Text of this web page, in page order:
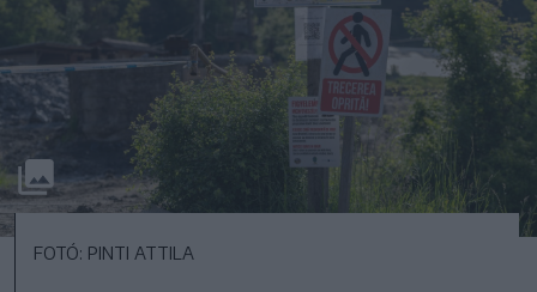
FOTÓ: PINTI ATTILA